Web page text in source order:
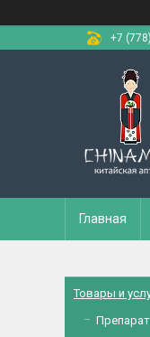
+7
Главная
Товары и